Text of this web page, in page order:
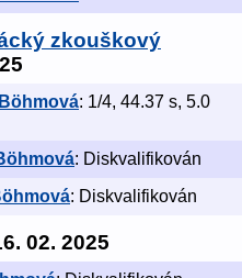
zkouškový
: 1/4, 44.37 s, 5.0
: Diskvalifikován
: Diskvalifikován
02. 2025